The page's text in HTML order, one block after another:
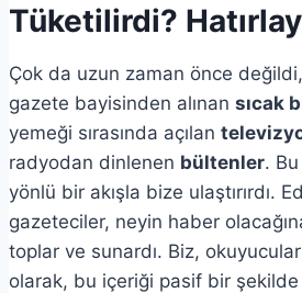
Tüketilirdi?
Çok da uzun zaman önce değildi,
gazete bayisinden alınan sıcak
yemeği sırasında açılan
radyodan dinlenen bültenler.
yönlü bir akışla bize ulaştırırdı.
gazeteciler, neyin haber
toplar ve sunardı. Biz,
olarak, bu içeriği pasif bir